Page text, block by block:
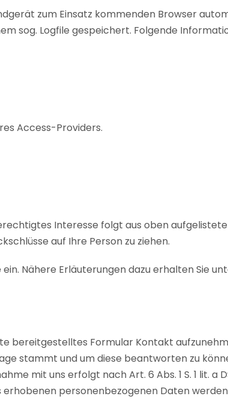
zum Einsatz kommenden Browser
sog. Logfile gespeichert. Folgende
Access-Providers.
Interesse folgt aus oben
auf Ihre Person zu ziehen.
Nähere Erläuterungen dazu erhalten Sie
bereitgestelltes Formular Kontakt
stammt und um diese beantworten zu
mit uns erfolgt nach Art. 6 Abs. 1 S. 1 lit. a
personenbezogenen Daten